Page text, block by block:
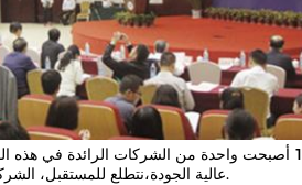
من خلال سبع سنوات من الجهود والتنمية، 111 أصبحت واحدة من
عالية الجودة،نتطلع للمستقبل، الشركة واثقة من تحقيق إنجازات أكبر في مجال آلات الأغذية.